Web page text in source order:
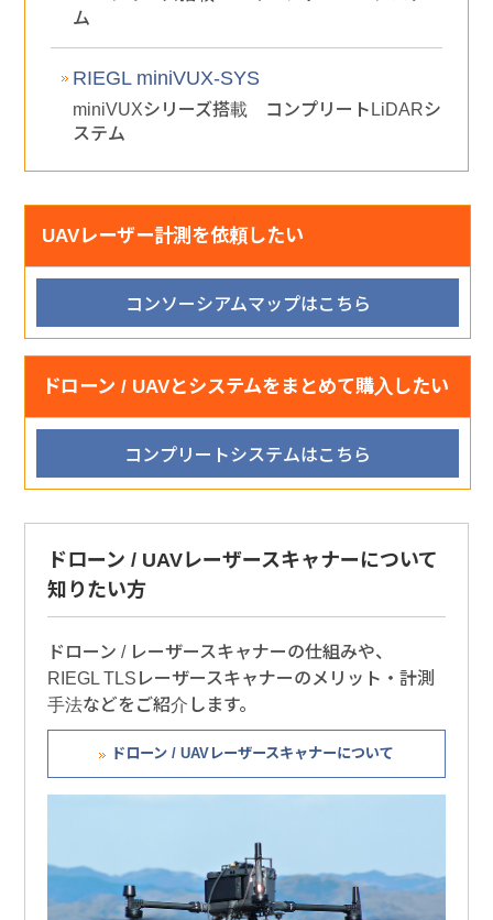
ム
RIEGL miniVUX-SYS
miniVUXシリーズ搭載 コンプリートLiDARシ
ステム
UAVレーザー計測を依頼したい
コンソーシアムマップはこちら
ドローン / UAVとシステムをまとめて購入したい
コンプリートシステムはこちら
ドローン / UAVレーザースキャナーについて
知りたい方
ドローン / レーザースキャナーの仕組みや、
RIEGL TLSレーザースキャナーのメリット・計測
手法などをご紹介します。
ドローン / UAVレーザースキャナーについて